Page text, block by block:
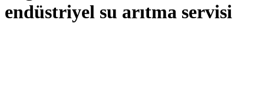
endüstriyel su arıtma servisi